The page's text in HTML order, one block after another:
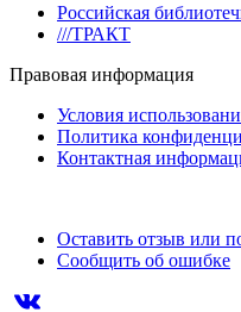
Российская
///ТРАКТ
Правовая информация
Условия
Политика
Контактная
Оставить отзыв или
Сообщить об ошибке